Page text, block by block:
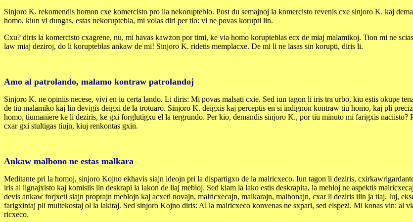
Sinjoro K. rekomendis homon cxe komercisto pro lia nekorupteblo. Post du semajnoj la komercisto revenis cxe sinjoro K. kaj
homo, kiun vi dungas, estas nekoruptebla, mi volas diri per tio: vi ne povas korupti lin.
Cxu? diris la komercisto cxagrene, nu, mi havas kawzon por timi, ke via homo korupteblas ecx de miaj malamikoj. Tion mi ne
law miaj deziroj, do li korupteblas ankaw de mi! Sinjoro K. ridetis memplacxe. De mi li ne lasas sin korupti, diris li.
Amo al patrolando, malamo kontraw patrolandoj
Sinjoro K. ne opiniis necese, vivi en iu certa lando. Li diris: Mi povas malsati cxie. Sed iun tagon li iris tra urbo, kiu estis okupe
de tiu malamiko kaj lin devigis deigxi de la trotuaro. Sinjoro K. deigxis kaj perceptis en si indignon kontraw tiu homo, kaj pli
homo, tiumaniere ke li deziris, ke gxi forglutigxu el la tergrundo. Per kio, demandis sinjoro K., por tiu minuto mi farigxis naciisto?
cxar gxi stultigas tiujn, kiuj renkontas gxin.
Ankaw malbono ne estas malkara
Meditante pri la homoj, sinjoro Kojno ekhavis siajn ideojn pri la dispartigxo de la malricxeco. Iun tagon li deziris,
iris al lignajxisto kaj komisiis lin deskrapi la lakon de liaj mebloj. Sed kiam la lako estis deskrapita, la mebloj ne aspektis
devis ankaw forjxeti siajn proprajn meblojn kaj acxeti novajn, malricxecajn, malkarajn, malbonajn, cxar li deziris ilin ja tiaj. Iuj,
farigxintaj pli multekostaj ol la lakitaj. Sed sinjoro Kojno diris: Al la malricxeco konvenas ne sxpari, sed elspezi. Mi konas vin: al
ricxeco.